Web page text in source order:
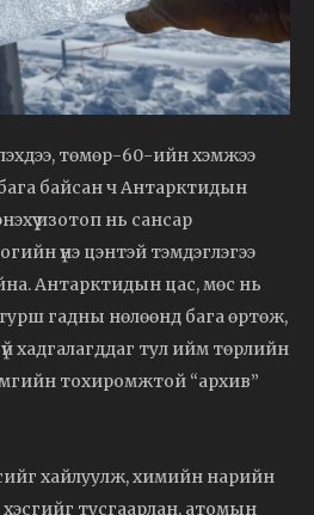
төмөр-60-ийн хэмжээ
байсан ч Антарктидын
изотоп нь сансар
үнэ цэнтэй тэмдэглэгээ
Антарктидын цас, мөс нь
гадны нөлөөнд бага өртөж,
хадгалагддаг тул ийм төрлийн
тохиромжтой “архив”
хайлуулж, химийн нарийн
хэсгийг тусгаарлан, атомын